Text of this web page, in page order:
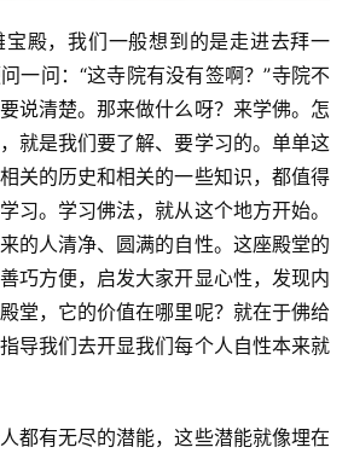
殿，我们一般想到的是走进去拜一
一问：“这寺院有没有签啊？”寺院不
说清楚。那来做什么呀？来学佛。怎
就是我们要了解、要学习的。单单这
关的历史和相关的一些知识，都值得
习。学习佛法，就从这个地方开始。
的人清净、圆满的自性。这座殿堂的
巧方便，启发大家开显心性，发现内
堂，它的价值在哪里呢？就在于佛给
导我们去开显我们每个人自性本来就
都有无尽的潜能，这些潜能就像埋在